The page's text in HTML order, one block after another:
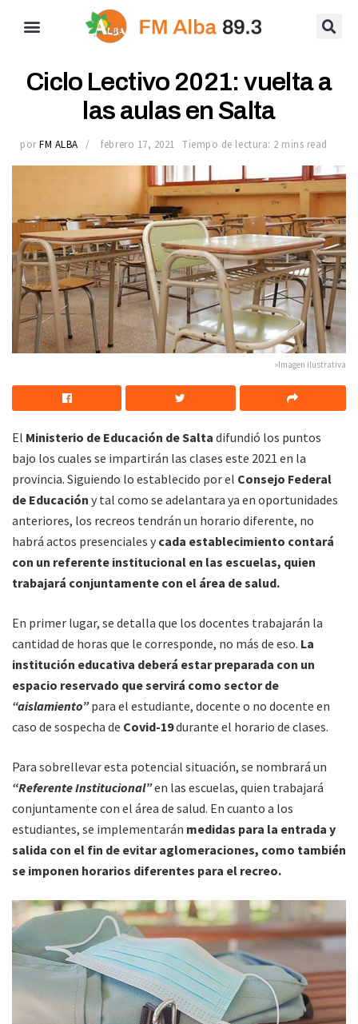
Ciclo Lectivo 2021: vuelta a
las aulas en Salta
por FM ALBA febrero 17, 2021 Tiempo de lectura: 2 mins read
»Imagen ilustrativa
El Ministerio de Educación de Salta difundió los puntos
bajo los cuales se impartirán las clases este 2021 en la
provincia. Siguiendo lo establecido por el Consejo Federal
de Educación y tal como se adelantara ya en oportunidades
anteriores, los recreos tendrán un horario diferente, no
habrá actos presenciales y cada establecimiento contará
con un referente institucional en las escuelas, quien
trabajará conjuntamente con el área de salud.
En primer lugar, se detalla que los docentes trabajarán la
cantidad de horas que le corresponde, no más de eso. La
institución educativa deberá estar preparada con un
espacio reservado que servirá como sector de
“aislamiento” para el estudiante, docente o no docente en
caso de sospecha de Covid-19durante el horario de clases.
Para sobrellevar esta potencial situación, se nombrará un
“Referente Institucional”en las escuelas, quien trabajará
conjuntamente con el área de salud. En cuanto a los
estudiantes, se implementarán medidas para la entrada y
salida con el fin de evitar aglomeraciones, como también
se imponen horarios diferentes para el recreo.